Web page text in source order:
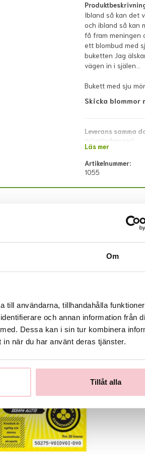
Om
till användarna, tillhandahålla
och annan information från
Dessa kan i sin tur kombinera
när du har använt deras tjänster.
Tillåt alla
Ibland så kan det
och ibland så kan
få fram meningen
ett blombud med
buketten Jag
vägen in i själen…
Bukett med sju
Skicka blommor
Leverans samma
privatadresser)
Beställ före 13:00
samma dag. Lokala
direkt kassan eller
beställning.
efter lagd
Leverans av
Beställningen
om lokal butik ska
och/eller att
eller meddelas
Beställningar som
inga garantier för
Om beställningen
inne. Färg och form
värdet.
Om leveransen
meddela detta via
beställaren.
Vänligen
Läs mer
Artikelnummer:
1055
produkt